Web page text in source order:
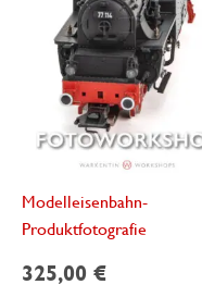
Modelleisenbahn-
Produktfotografie
325,00 €